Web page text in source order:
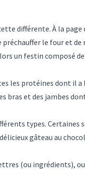
différente. À la
le four et
un festin composé
les protéines dont il a
bras et des jambes
types. Certaines
gâteau au
(ou ingrédients),